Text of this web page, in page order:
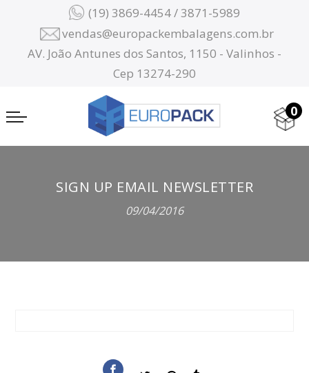
(19) 3869-4454 / 3871-5989
vendas@europackembalagens.com.br
AV. João Antunes dos Santos, 1150 - Valinhos -
Cep 13274-290
0
SIGN UP EMAIL NEWSLETTER
09/04/2016